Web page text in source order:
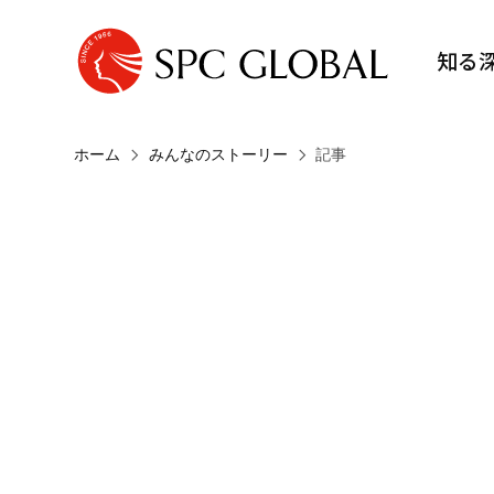
知る
ホーム みんなのストーリー 記事